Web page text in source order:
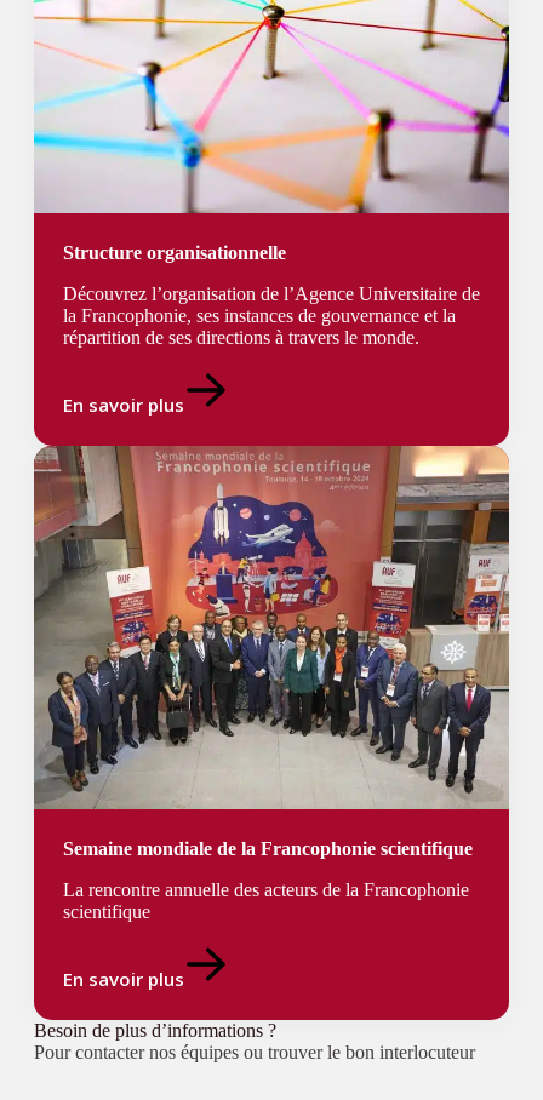
Structure organisationnelle
Découvrez l’organisation de l’Agence Universitaire de
la Francophonie, ses instances de gouvernance et la
répartition de ses directions à travers le monde.
En savoir plus
Semaine mondiale de la Francophonie scientifique
La rencontre annuelle des acteurs de la Francophonie
scientifique
En savoir plus
Besoin de plus d’informations ?
Pour contacter nos équipes ou trouver le bon interlocuteur